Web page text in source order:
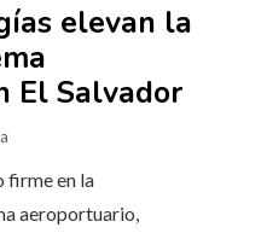
elevan la
El Salvador
firme en la
aeroportuario,